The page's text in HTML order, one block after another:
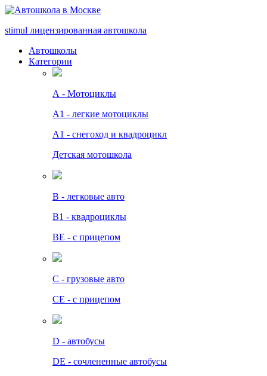
stimul лицензированная автошкола
Автошколы
Категории
А - Мотоциклы
A1 - легкие мотоциклы
A1 - снегоход и квадроцикл
Детская мотошкола
B - легковые авто
В1 - квадроциклы
BE - с прицепом
C - грузовые авто
СЕ - с прицепом
D - автобусы
DE - сочлененные автобусы